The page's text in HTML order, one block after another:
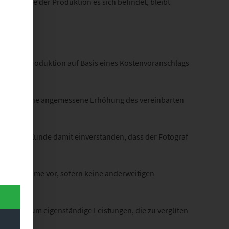
der Produktion auf Basis eines Kostenvoranschlags
angemessene Erhöhung des vereinbarten
ist der Kunde damit einverstanden, dass der Fotograf
Abnahme vor, sofern keine anderweitigen
um eigenständige Leistungen, die zu vergüten